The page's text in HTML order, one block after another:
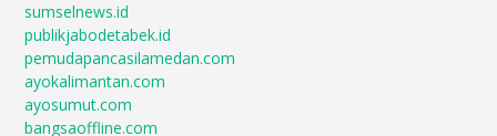
sumselnews.id
publikjabodetabek.id
pemudapancasilamedan.com
ayokalimantan.com
ayosumut.com
bangsaoffline.com